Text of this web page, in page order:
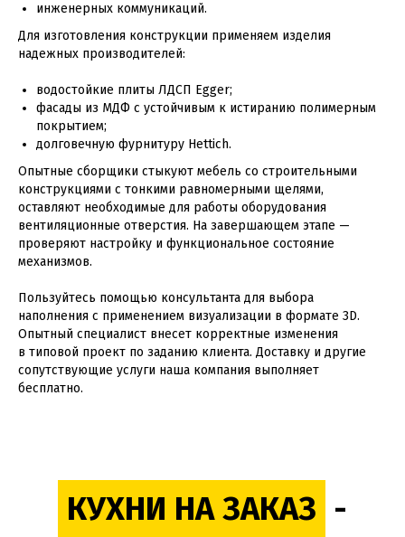
инженерных коммуникаций.
Для изготовления конструкции применяем изделия
надежных производителей:
водостойкие плиты ЛДСП Egger;
фасады из МДФ с устойчивым к истиранию полимерным
покрытием;
долговечную фурнитуру Hettich.
Опытные сборщики стыкуют мебель со строительными
конструкциями с тонкими равномерными щелями,
оставляют необходимые для работы оборудования
вентиляционные отверстия. На завершающем этапе —
проверяют настройку и функциональное состояние
механизмов.
Пользуйтесь помощью консультанта для выбора
наполнения с применением визуализации в формате 3D.
Опытный специалист внесет корректные изменения
в типовой проект по заданию клиента. Доставку и другие
сопутствующие услуги наша компания выполняет
бесплатно.
КУХНИ НА ЗАКАЗ -